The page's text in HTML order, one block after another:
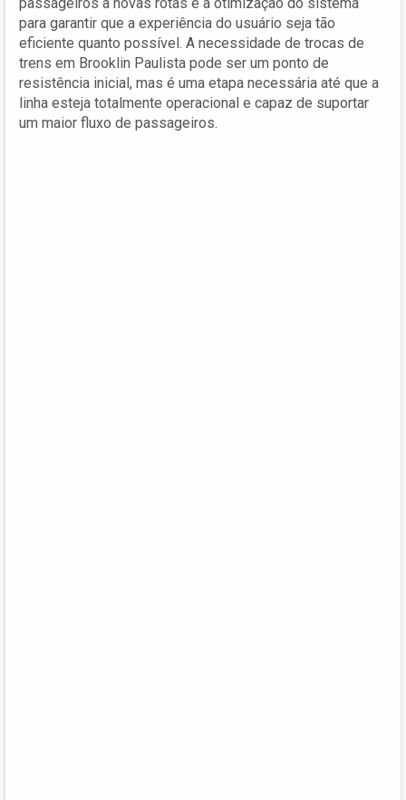
para garantir que a experiência do usuário seja tão
eficiente quanto possível. A necessidade de trocas de
trens em Brooklin Paulista pode ser um ponto de
resistência inicial, mas é uma etapa necessária até que a
linha esteja totalmente operacional e capaz de suportar
um maior fluxo de passageiros.